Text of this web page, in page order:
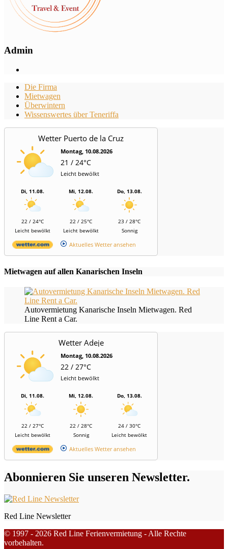
Admin
Die Firma
Mietwagen
Überwintern
Wissenswertes über Teneriffa
Wetter Puerto de la Cruz
Montag, 10.08.2026
21 / 24°C
Leicht bewölkt
Di, 11.08.
22 / 24°C
Leicht bewölkt
Mi, 12.08.
22 / 25°C
Leicht bewölkt
Do, 13.08.
23 / 28°C
Sonnig
Aktuelles Wetter ansehen
Mietwagen auf allen Kanarischen Inseln
Autovermietung Kanarische Inseln Mietwagen. Red
Line Rent a Car.
Wetter Adeje
Montag, 10.08.2026
22 / 27°C
Leicht bewölkt
Di, 11.08.
22 / 27°C
Leicht bewölkt
Mi, 12.08.
22 / 28°C
Sonnig
Do, 13.08.
24 / 30°C
Leicht bewölkt
Aktuelles Wetter ansehen
Abonnieren Sie unseren Newsletter.
Red Line Newsletter
© 1997 - 2026 Red Line Ferienvermietung - Alle Rechte
vorbehalten.